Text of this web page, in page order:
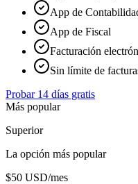
App de
App de Fiscal
Facturación
Sin límite de
Probar 14 días gratis
Más popular
Superior
La opción más popular
$50 USD/mes